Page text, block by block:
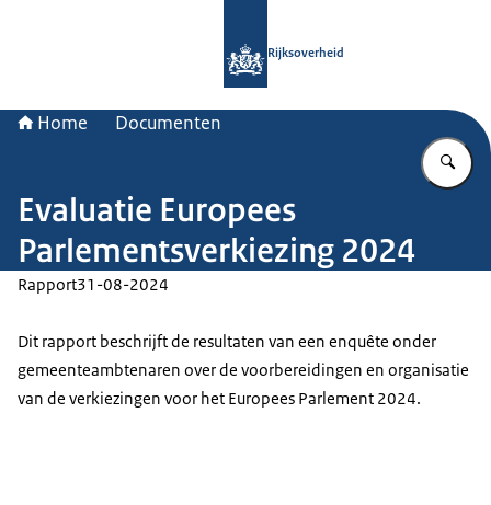
Rijksoverheid
Home Documenten
Evaluatie Europees
Parlementsverkiezing 2024
Rapport31-08-2024
Dit rapport beschrijft de resultaten van een enquête onder
gemeenteambtenaren over de voorbereidingen en organisatie
van de verkiezingen voor het Europees Parlement 2024.